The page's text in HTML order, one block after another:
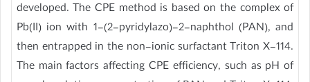
developed. The CPE method is based on the complex of
Pb(II) ion with 1-(2-pyridylazo)-2-naphthol (PAN), and
then entrapped in the non-ionic surfactant Triton X-114.
The main factors affecting CPE efficiency, such as pH of